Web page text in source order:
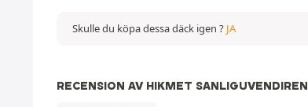
Skulle du köpa dessa däck igen ? JA
RECENSION AV HIKMET SANLIGUVENDIREN